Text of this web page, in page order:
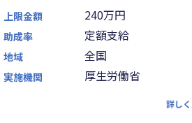
上限金額 240万円
助成率 定額支給
地域 全国
実施機関 厚生労働省
詳し